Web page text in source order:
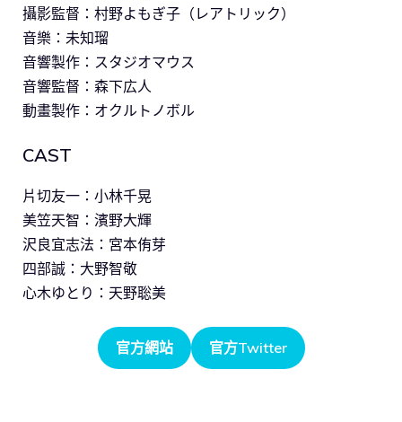
攝影監督：村野よもぎ子（レアトリック）
音樂：未知瑠
音響製作：スタジオマウス
音響監督：森下広人
動畫製作：オクルトノボル
CAST
片切友一：小林千晃
美笠天智：濱野大輝
沢良宜志法：宮本侑芽
四部誠：大野智敬
心木ゆとり：天野聡美
官方網站 官方Twitter